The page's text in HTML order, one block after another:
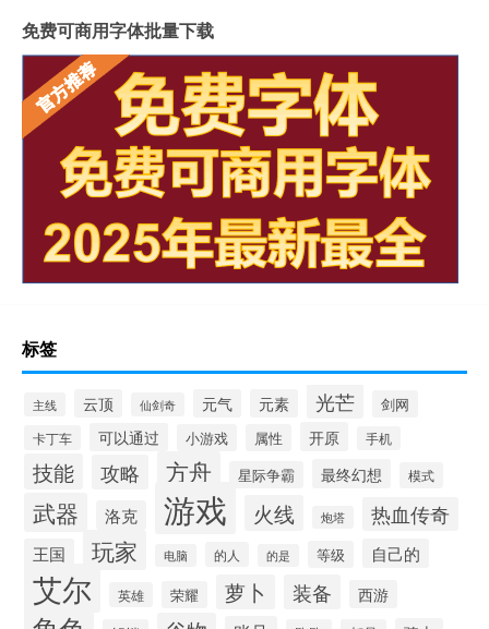
免费可商用字体批量下载
标签
主线 云顶 仙剑奇 元气 元素 光芒 剑网
卡丁车 可以通过 小游戏 属性 开原 手机
技能 攻略 方舟 星际争霸 最终幻想 模式
武器 洛克 游戏 火线 炮塔 热血传奇
王国 玩家 电脑 的人 的是 等级 自己的
艾尔 英雄 荣耀 萝卜 装备 西游